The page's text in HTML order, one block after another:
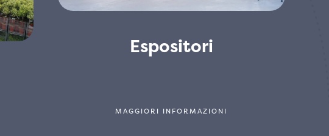
Espositori
MAGGIORI INFORMAZIONI